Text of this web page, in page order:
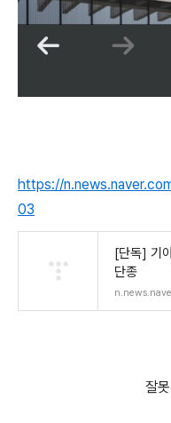
https://
03
[단독] 기
단종
잘